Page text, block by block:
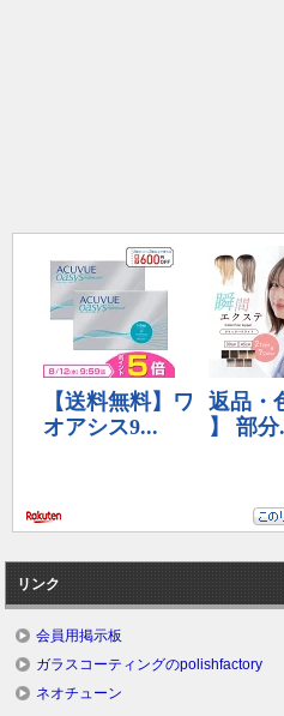
リンク
会員用掲示板
ガラスコーティングのpolishfactory
ネオチューン